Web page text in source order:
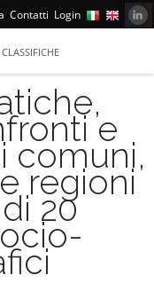
Contatti Login
CLASSIFICHE
e
comuni,
regioni
20